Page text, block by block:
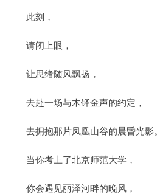
此刻，
请闭上眼，
让思绪随风飘扬，
去赴一场与木铎金声的约定，
去拥抱那片凤凰山谷的晨昏光影。
当你考上了北京师范大学，
你会遇见丽泽河畔的晚风，